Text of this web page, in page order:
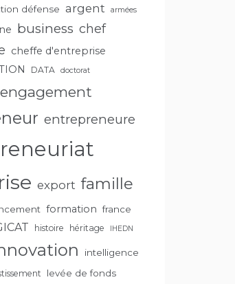
défense argent armées
business chef
cheffe d'entreprise
DATA doctorat
engagement
entrepreneure
export famille
formation france
histoire héritage IHEDN
intelligence
levée de fonds